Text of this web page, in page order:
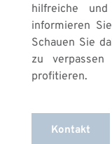
hilfreiche
informieren
Schauen Sie
zu
profitieren.
Kontakt